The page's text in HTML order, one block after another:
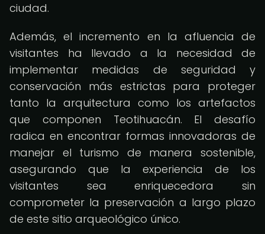
ciudad.
Además, el incremento en la afluencia de
visitantes ha llevado a la necesidad de
implementar medidas de seguridad y
conservación más estrictas para proteger
tanto la arquitectura como los artefactos
que componen Teotihuacán. El desafío
radica en encontrar formas innovadoras de
manejar el turismo de manera sostenible,
asegurando que la experiencia de los
visitantes sea enriquecedora sin
comprometer la preservación a largo plazo
de este sitio arqueológico único.